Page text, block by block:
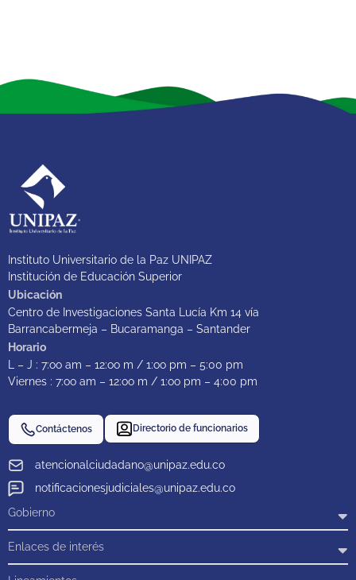
Instituto Universitario de la Paz UNIPAZ
Institución de Educación Superior
Ubicación
Centro de Investigaciones Santa Lucía Km 14 vía
Barrancabermeja – Bucaramanga – Santander
Horario
L – J : 7:oo am – 12:oo m / 1:oo pm – 5:00 pm
Viernes : 7:oo am – 12:oo m / 1:oo pm – 4:00 pm
atencionalciudadano@unipaz.edu.co
notificacionesjudiciales@unipaz.edu.co
Contáctenos Directorio de funcionarios
Gobierno
Enlaces de interés